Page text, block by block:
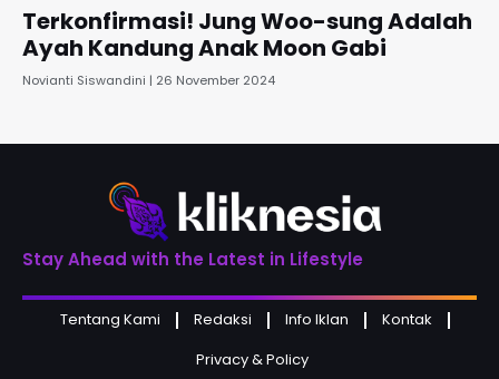
Terkonfirmasi! Jung Woo-sung Adalah
Ayah Kandung Anak Moon Gabi
Novianti Siswandini 26 November 2024
Stay Ahead with the Latest in Lifestyle
Tentang Kami Redaksi Info Iklan
Kontak
Privacy & Policy